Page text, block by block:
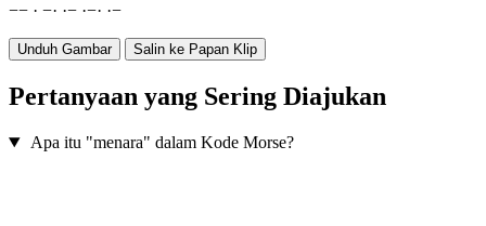
−− · −· ·− ·−· ·−
Unduh Gambar Salin ke Papan Klip
Pertanyaan yang Sering Diajukan
Apa itu "menara" dalam Kode Morse?